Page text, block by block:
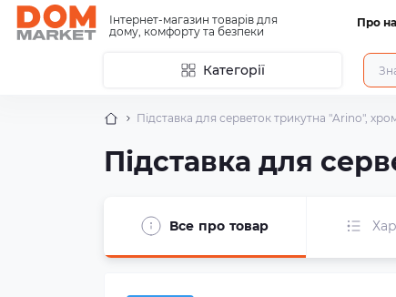
Інтернет-магазин товарів для
дому, комфорту та безпеки
Про
Категорії
Підставка для серветок трикутна "Arino",
Підставка для
Все про товар